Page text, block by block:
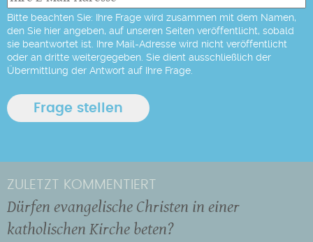
Bitte beachten Sie: Ihre Frage wird zusammen mit dem Namen,
den Sie hier angeben, auf unseren Seiten veröffentlicht, sobald
sie beantwortet ist. Ihre Mail-Adresse wird nicht veröffentlicht
oder an dritte weitergegeben. Sie dient ausschließlich der
Übermittlung der Antwort auf Ihre Frage.
ZULETZT KOMMENTIERT
Dürfen evangelische Christen in einer
katholischen Kirche beten?